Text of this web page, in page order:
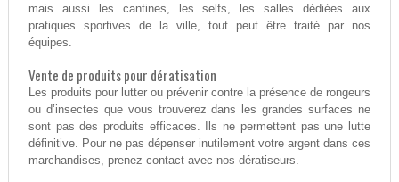
mais aussi les cantines, les selfs, les salles dédiées aux
pratiques sportives de la ville, tout peut être traité par nos
équipes.
Vente de produits pour dératisation
Les produits pour lutter ou prévenir contre la présence de rongeurs
ou d’insectes que vous trouverez dans les grandes surfaces ne
sont pas des produits efficaces. Ils ne permettent pas une lutte
définitive. Pour ne pas dépenser inutilement votre argent dans ces
marchandises, prenez contact avec nos dératiseurs.